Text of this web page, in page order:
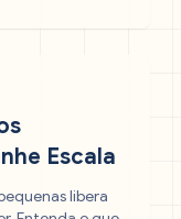
Escala
libera